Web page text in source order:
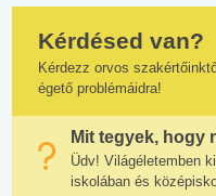
Kérdésed van?
Kérdezz orvos
égető problémáidra!
Mit tegyek, hogy
Üdv! Világéletemben
iskolában és